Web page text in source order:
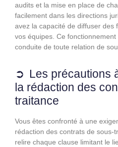
audits et la mise en place de
facilement dans les directions
avez la capacité de diffuser des
vos équipes. Ce
conduite de toute relation de
Les précautions
la rédaction des
traitance
Vous êtes confronté à une
rédaction des contrats de sous-
relire chaque clause limitant le